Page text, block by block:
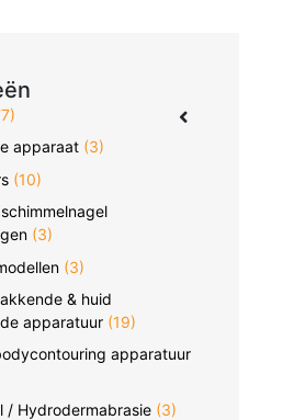
apparaat (3)
(10)
(3)
(3)
& huid
apparatuur (19)
apparatuur
/ Hydrodermabrasie (3)